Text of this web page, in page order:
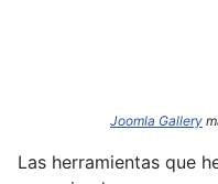
Joomla Gallery
Las herramientas que